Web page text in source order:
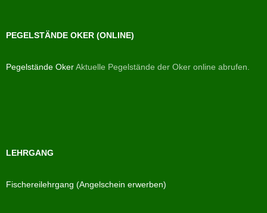
PEGELSTÄNDE OKER (ONLINE)
Pegelstände OkerAktuelle Pegelstände der Oker online abrufen.
LEHRGANG
Fischereilehrgang (Angelschein erwerben)